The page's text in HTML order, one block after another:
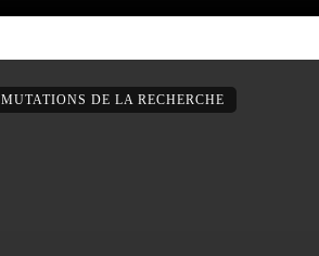
MUTATIONS DE LA RECHERCHE